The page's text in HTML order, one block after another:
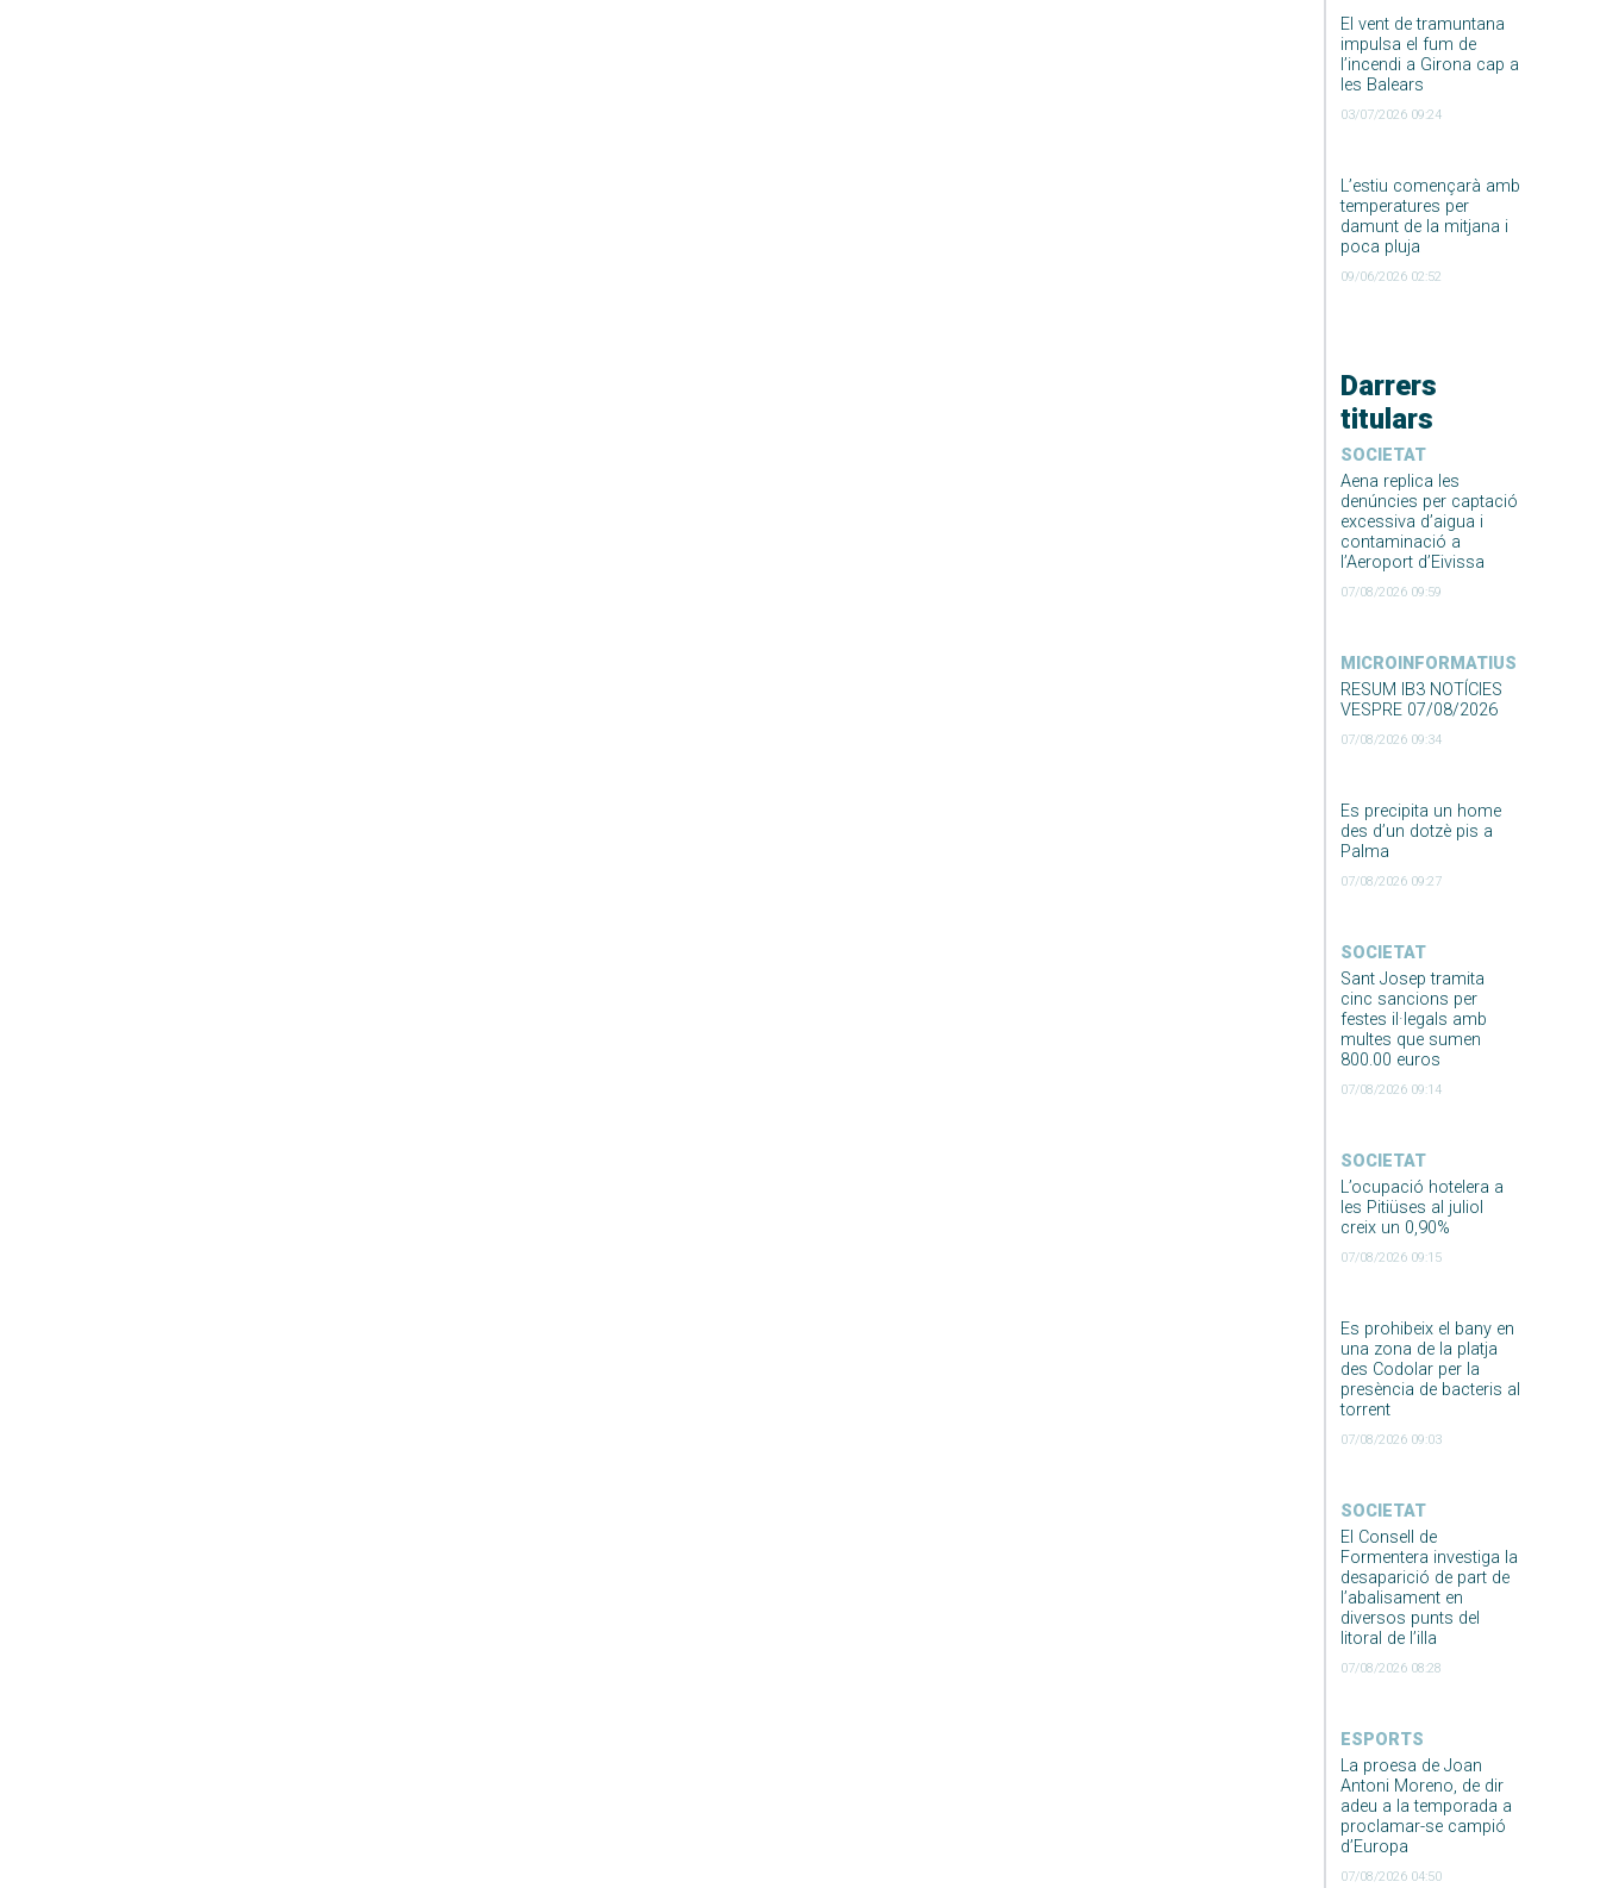
El vent de tramuntana
impulsa el fum de
l’incendi a Girona cap a
les Balears
03/07/2026 09:24
L’estiu començarà amb
temperatures per
damunt de la mitjana i
poca pluja
09/06/2026 02:52
Darrers
titulars
SOCIETAT
Aena replica les
denúncies per captació
excessiva d’aigua i
contaminació a
l’Aeroport d’Eivissa
07/08/2026 09:59
MICROINFORMATIUS
RESUM IB3 NOTÍCIES
VESPRE 07/08/2026
07/08/2026 09:34
Es precipita un home
des d’un dotzè pis a
Palma
07/08/2026 09:27
SOCIETAT
Sant Josep tramita
cinc sancions per
festes il·legals amb
multes que sumen
800.00 euros
07/08/2026 09:14
SOCIETAT
L’ocupació hotelera a
les Pitiüses al juliol
creix un 0,90%
07/08/2026 09:15
Es prohibeix el bany en
una zona de la platja
des Codolar per la
presència de bacteris al
torrent
07/08/2026 09:03
SOCIETAT
El Consell de
Formentera investiga la
desaparició de part de
l’abalisament en
diversos punts del
litoral de l’illa
07/08/2026 08:28
ESPORTS
La proesa de Joan
Antoni Moreno, de dir
adeu a la temporada a
proclamar-se campió
d’Europa
07/08/2026 04:50